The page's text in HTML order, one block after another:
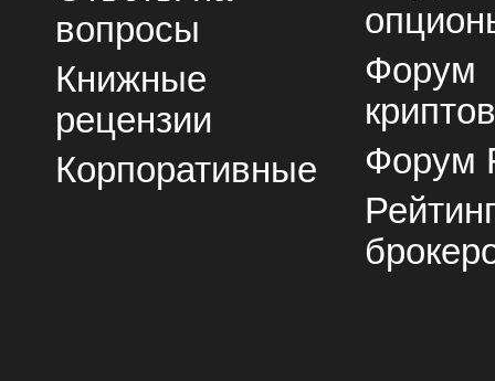
вопросы
Книжные
рецензии
Корпоративные
Форум
Форум